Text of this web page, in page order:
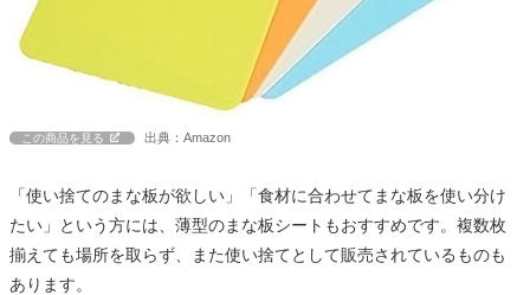
この商品を見る 出典：Amazon
「使い捨てのまな板が欲しい」「食材に合わせてまな板を使い分け
たい」という方には、薄型のまな板シートもおすすめです。複数枚
揃えても場所を取らず、また使い捨てとして販売されているものも
あります。